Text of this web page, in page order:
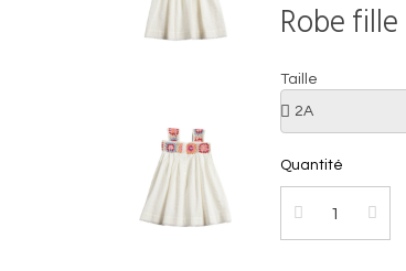
Robe
Taille
Quantité